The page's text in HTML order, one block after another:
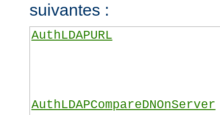
suivantes :
AuthLDAPURL
AuthLDAPCompareDNOnServer